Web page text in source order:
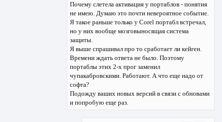
Почему слетела активация у портаблов - понятия
не имею. Думаю это почти невероятное событие.
Я такое раньше только у Corel портабл встречал,
но у них вообще мозговыносящая система
защиты.
Я выше спрашивал про то сработает ли кейген.
Времени ждать ответа не было. Поэтому
портаблы этих 2-х прог заменил
чупакабровскими. Работают. А что еще надо от
софта?
Подожду ваших новых версий в связи с обновами
и попробую еще раз.